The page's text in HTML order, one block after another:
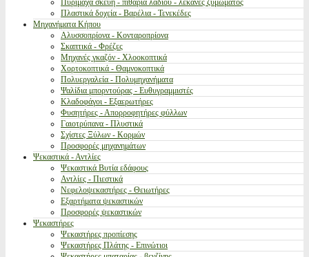
Πυρίμαχα σκεύη - πιθάρια λαδιού - λεκάνες ζυμώματος
Πλαστικά δοχεία - Βαρέλια - Τενεκέδες
Μηχανήματα Κήπου
Αλυσσοπρίονα - Κονταροπρίονα
Σκαπτικά - Φρέζες
Μηχανές γκαζόν - Χλοοκοπτικά
Χορτοκοπτικά - Θαμνοκοπτικά
Πολυεργαλεία - Πολυμηχανήματα
Ψαλίδια μπορντούρας - Ευθυγραμμιστές
Κλαδοφάγοι - Εξαερωτήρες
Φυσητήρες - Απορροφητήρες φύλλων
Γαιοτρύπανα - Πλυστικά
Σχίστες Ξύλων - Κορμών
Προσφορές μηχανημάτων
Ψεκαστικά - Αντλίες
Ψεκαστικά Βυτία εδάφους
Αντλίες - Πιεστικά
Νεφελοψεκαστήρες - Θειωτήρες
Εξαρτήματα ψεκαστικών
Προσφορές ψεκαστικών
Ψεκαστήρες
Ψεκαστήρες προπίεσης
Ψεκαστήρες Πλάτης - Επινώτιοι